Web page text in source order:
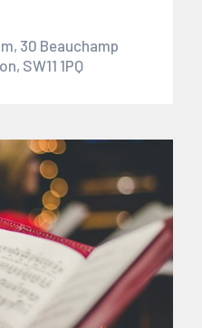
30 Beauchamp
SW11 1PQ